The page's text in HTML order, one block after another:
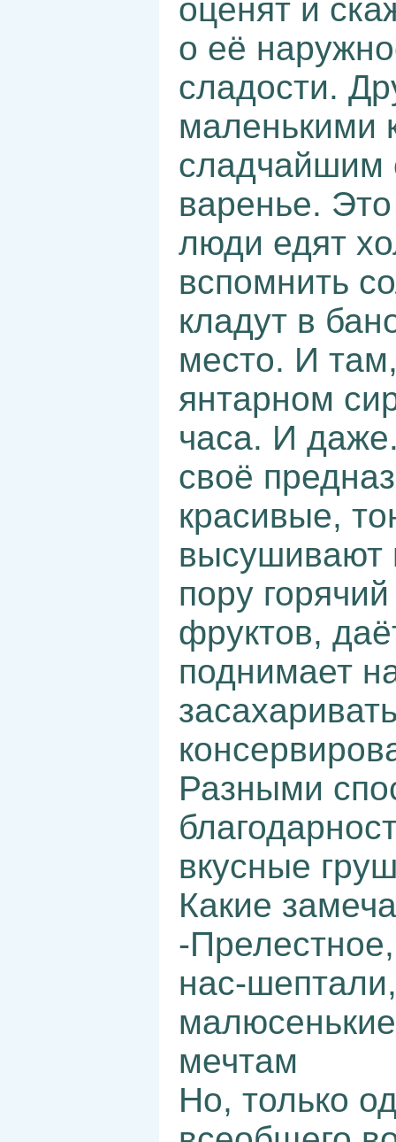
оценят и
о её
сладости.
маленькими
сладчайшим
варенье.
люди едят
вспомнить
кладут в
место. И
янтарном
часа. И
своё
красивые,
высушивают
пору
фруктов,
поднимает
Разными
вкусные
Какие
-
нас-
мечтам
Но, только